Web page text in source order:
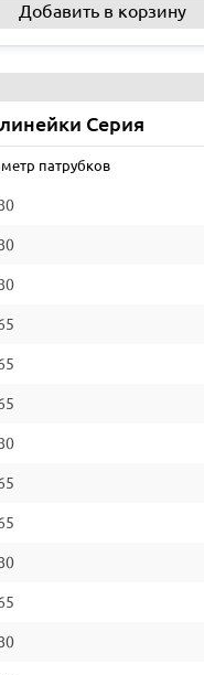
Добавить в корзину
Серия
патрубков